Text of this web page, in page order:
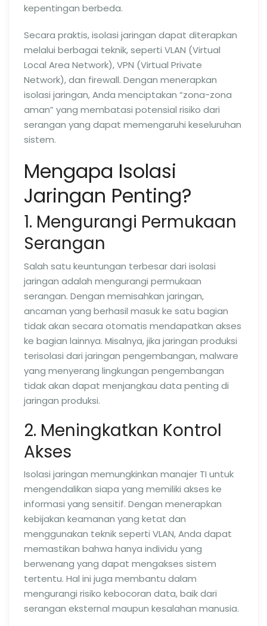
kepentingan berbeda.
Secara praktis, isolasi jaringan dapat diterapkan
melalui berbagai teknik, seperti VLAN (Virtual
Local Area Network), VPN (Virtual Private
Network), dan firewall. Dengan menerapkan
isolasi jaringan, Anda menciptakan “zona-zona
aman” yang membatasi potensial risiko dari
serangan yang dapat memengaruhi keseluruhan
sistem.
Mengapa Isolasi
Jaringan Penting?
1. Mengurangi Permukaan
Serangan
Salah satu keuntungan terbesar dari isolasi
jaringan adalah mengurangi permukaan
serangan. Dengan memisahkan jaringan,
ancaman yang berhasil masuk ke satu bagian
tidak akan secara otomatis mendapatkan akses
ke bagian lainnya. Misalnya, jika jaringan produksi
terisolasi dari jaringan pengembangan, malware
yang menyerang lingkungan pengembangan
tidak akan dapat menjangkau data penting di
jaringan produksi.
2. Meningkatkan Kontrol
Akses
Isolasi jaringan memungkinkan manajer TI untuk
mengendalikan siapa yang memiliki akses ke
informasi yang sensitif. Dengan menerapkan
kebijakan keamanan yang ketat dan
menggunakan teknik seperti VLAN, Anda dapat
memastikan bahwa hanya individu yang
berwenang yang dapat mengakses sistem
tertentu. Hal ini juga membantu dalam
mengurangi risiko kebocoran data, baik dari
serangan eksternal maupun kesalahan manusia.